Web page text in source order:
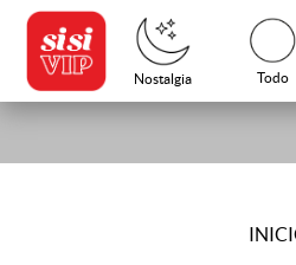
Nostalgia Todo